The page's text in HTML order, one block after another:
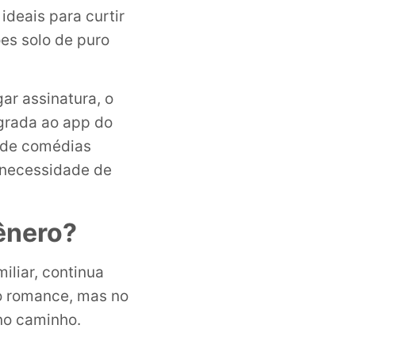
para curtir
solo de puro
assinatura, o
ao app do
comédias
de
continua
mas no
caminho.